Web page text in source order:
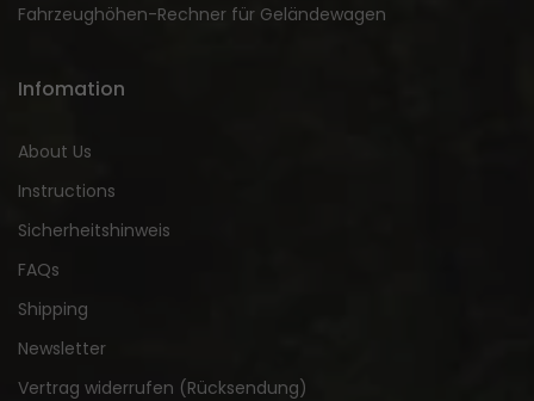
Fahrzeughöhen-Rechner für Geländewagen
Infomation
About Us
Instructions
Sicherheitshinweis
FAQs
Shipping
Newsletter
Vertrag widerrufen (Rücksendung)